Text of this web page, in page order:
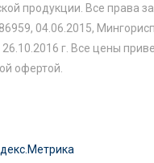
продукции. Все права
04.06.2015,
26.10.2016 г. Все цены
офертой.